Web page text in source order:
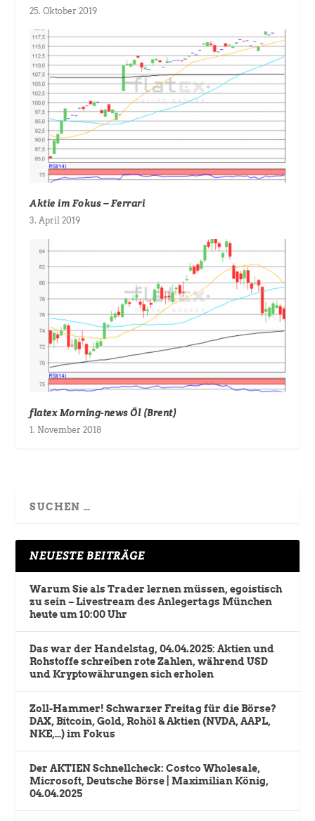
25. Oktober 2019
Aktie im Fokus – Ferrari
3. April 2019
flatex Morning-news Öl (Brent)
1. November 2018
NEUESTE BEITRÄGE
Warum Sie als Trader lernen müssen, egoistisch
zu sein – Livestream des Anlegertags München
heute um 10:00 Uhr
Das war der Handelstag, 04.04.2025: Aktien und
Rohstoffe schreiben rote Zahlen, während USD
und Kryptowährungen sich erholen
Zoll-Hammer! Schwarzer Freitag für die Börse?
DAX, Bitcoin, Gold, Rohöl & Aktien (NVDA, AAPL,
NKE,…) im Fokus
Der AKTIEN Schnellcheck: Costco Wholesale,
Microsoft, Deutsche Börse | Maximilian König,
04.04.2025